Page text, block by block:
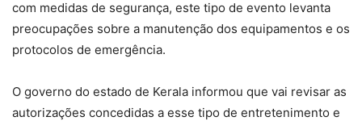
com medidas de segurança, este tipo de evento levanta
preocupações sobre a manutenção dos equipamentos e os
protocolos de emergência.
O governo do estado de Kerala informou que vai revisar as
autorizações concedidas a esse tipo de entretenimento e